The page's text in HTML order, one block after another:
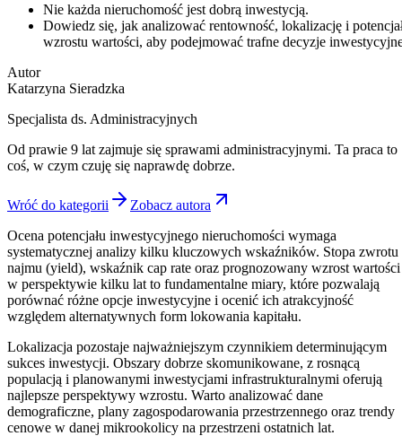
Nie każda nieruchomość jest dobrą inwestycją.
Dowiedz się, jak analizować rentowność, lokalizację i
wzrostu wartości, aby podejmować trafne decyzje
Autor
Katarzyna Sieradzka
Specjalista ds. Administracyjnych
Od prawie 9 lat zajmuje się sprawami administracyjnymi. Ta praca to
coś, w czym czuję się naprawdę dobrze.
Wróć do kategorii
Zobacz autora
Ocena potencjału inwestycyjnego nieruchomości wymaga
systematycznej analizy kilku kluczowych wskaźników. Stopa zwrotu
najmu (yield), wskaźnik cap rate oraz prognozowany wzrost wartości
w perspektywie kilku lat to fundamentalne miary, które pozwalają
porównać różne opcje inwestycyjne i ocenić ich atrakcyjność
względem alternatywnych form lokowania kapitału.
Lokalizacja pozostaje najważniejszym czynnikiem determinującym
sukces inwestycji. Obszary dobrze skomunikowane, z rosnącą
populacją i planowanymi inwestycjami infrastrukturalnymi oferują
najlepsze perspektywy wzrostu. Warto analizować dane
demograficzne, plany zagospodarowania przestrzennego oraz trendy
cenowe w danej mikrookolicy na przestrzeni ostatnich lat.